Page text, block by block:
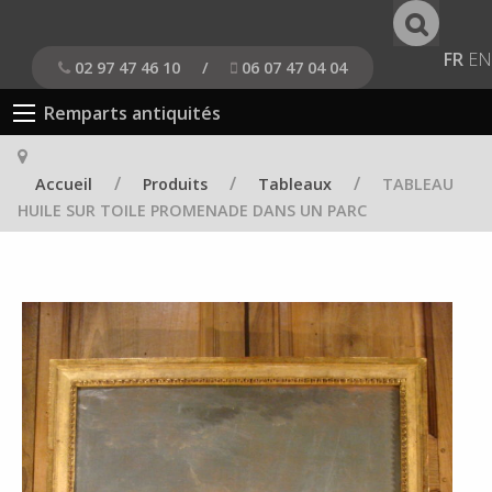
02 97 47 46 10 / 06 07 47 04 04 FR EN
Remparts antiquités
Accueil / Produits / Tableaux /
TABLEAU
HUILE SUR TOILE PROMENADE DANS UN PARC